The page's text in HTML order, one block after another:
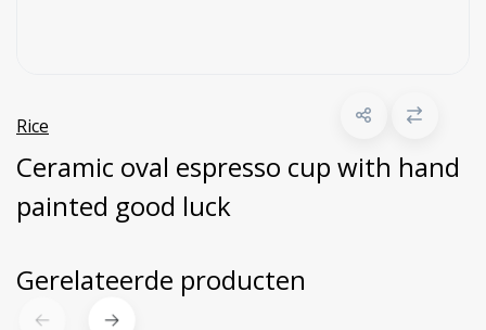
Rice
Ceramic oval espresso cup with hand
painted good luck
Gerelateerde producten